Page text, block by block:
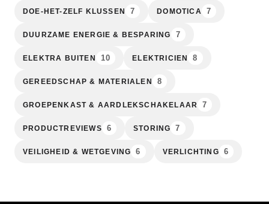
DOE-HET-ZELF KLUSSEN 7 DOMOTICA 7
DUURZAME ENERGIE & BESPARING 7
ELEKTRA BUITEN 10 ELEKTRICIEN 8
GEREEDSCHAP & MATERIALEN 8
GROEPENKAST & AARDLEKSCHAKELAAR 7
PRODUCTREVIEWS 6 STORING 7
VEILIGHEID & WETGEVING 6 VERLICHTING 6